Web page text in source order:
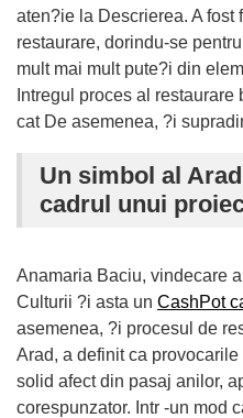
aten?ie la Descrierea. A
restaurare, dorindu-se
mult mai mult pute?i din
Intregul proces al
cat De asemenea, ?i
Un simbol al
cadrul unui
Anamaria Baciu, vindecare
Culturii ?i asta un CashPot
asemenea, ?i procesul de
Arad, a definit ca
solid afect din pasaj anilor,
corespunzator. Intr -un mod